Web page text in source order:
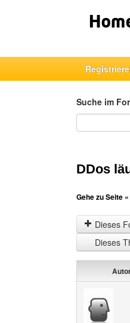
Suche im
Suche im
DDos
Gehe zu Seite
Dieses
Dieses